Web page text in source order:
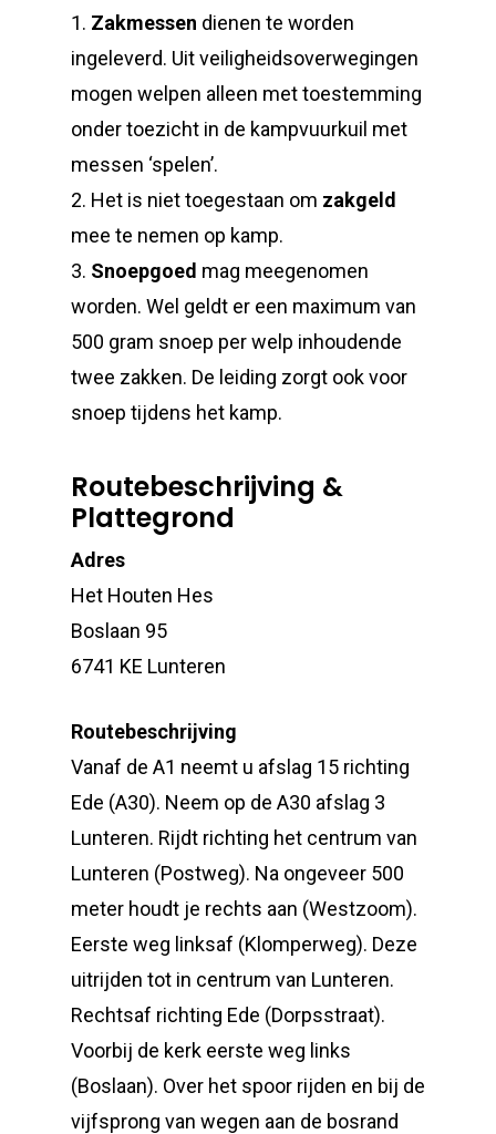
1. Zakmessen dienen te worden
ingeleverd. Uit veiligheidsoverwegingen
mogen welpen alleen met toestemming
onder toezicht in de kampvuurkuil met
messen ‘spelen’.
2. Het is niet toegestaan om zakgeld
mee te nemen op kamp.
3. Snoepgoed mag meegenomen
worden. Wel geldt er een maximum van
500 gram snoep per welp inhoudende
twee zakken. De leiding zorgt ook voor
snoep tijdens het kamp.
Routebeschrijving &
Plattegrond
Adres
Het Houten Hes
Boslaan 95
6741 KE Lunteren
Routebeschrijving
Vanaf de A1 neemt u afslag 15 richting
Ede (A30). Neem op de A30 afslag 3
Lunteren. Rijdt richting het centrum van
Lunteren (Postweg). Na ongeveer 500
meter houdt je rechts aan (Westzoom).
Eerste weg linksaf (Klomperweg). Deze
uitrijden tot in centrum van Lunteren.
Rechtsaf richting Ede (Dorpsstraat).
Voorbij de kerk eerste weg links
(Boslaan). Over het spoor rijden en bij de
vijfsprong van wegen aan de bosrand